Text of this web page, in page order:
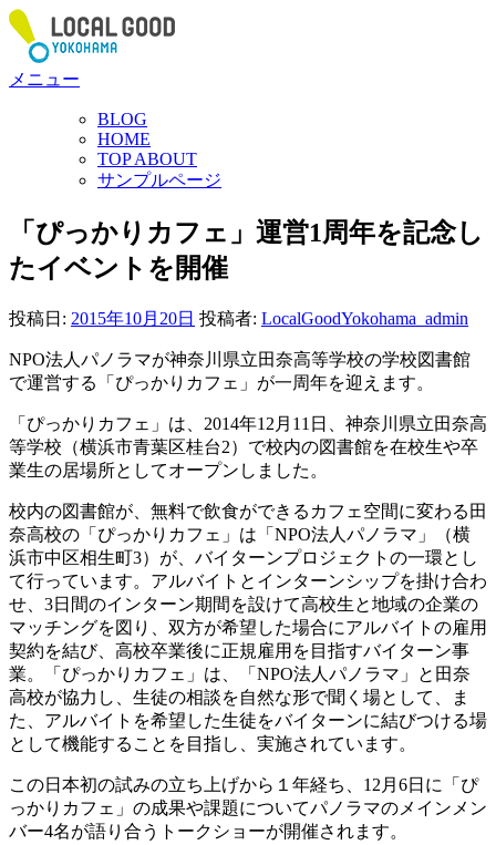
コ
ン
ン
メニュー
BLOG
HOME
TOP ABOUT
サンプルページ
「ぴっかりカフェ」運営1周年を記念し
たイベントを開催
投稿日: 2015年10月20日 投稿者: LocalGoodYokohama_admin
NPO法人パノラマが神奈川県立田奈高等学校の学校図書館
で運営する「ぴっかりカフェ」が一周年を迎えます。
「ぴっかりカフェ」は、2014年12月11日、神奈川県立田奈高
等学校（横浜市青葉区桂台2）で校内の図書館を在校生や卒
業生の居場所としてオープンしました。
校内の図書館が、無料で飲食ができるカフェ空間に変わる田
奈高校の「ぴっかりカフェ」は「NPO法人パノラマ」（横
浜市中区相生町3）が、バイターンプロジェクトの一環とし
て行っています。アルバイトとインターンシップを掛け合わ
せ、3日間のインターン期間を設けて高校生と地域の企業の
マッチングを図り、双方が希望した場合にアルバイトの雇用
契約を結び、高校卒業後に正規雇用を目指すバイターン事
業。「ぴっかりカフェ」は、「NPO法人パノラマ」と田奈
高校が協力し、生徒の相談を自然な形で聞く場として、ま
た、アルバイトを希望した生徒をバイターンに結びつける場
として機能することを目指し、実施されています。
この日本初の試みの立ち上げから１年経ち、12月6日に「ぴ
っかりカフェ」の成果や課題についてパノラマのメインメン
バー4名が語り合うトークショーが開催されます。